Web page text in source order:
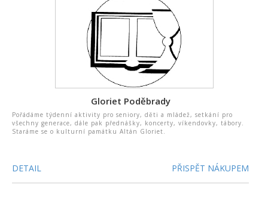
Gloriet Poděbrady
Pořádáme týdenní aktivity pro seniory, děti a mládež, setkání pro
všechny generace, dále pak přednášky, koncerty, víkendovky, tábory.
Staráme se o kulturní památku Altán Gloriet.
DETAIL PŘISPĚT NÁKUPEM